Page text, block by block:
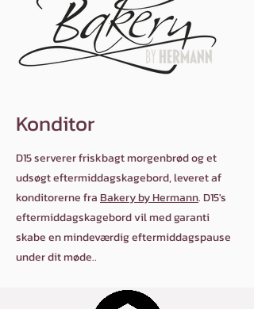
Konditor
D15 serverer friskbagt morgenbrød og et
udsøgt eftermiddagskagebord, leveret af
konditorerne fraBakery by Hermann. D15's
eftermiddagskagebord vil med garanti
skabe en mindeværdig eftermiddagspause
under dit møde..